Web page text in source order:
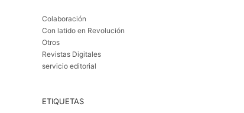
Colaboración
Con latido en Revolución
Otros
Revistas Digitales
servicio editorial
ETIQUETAS